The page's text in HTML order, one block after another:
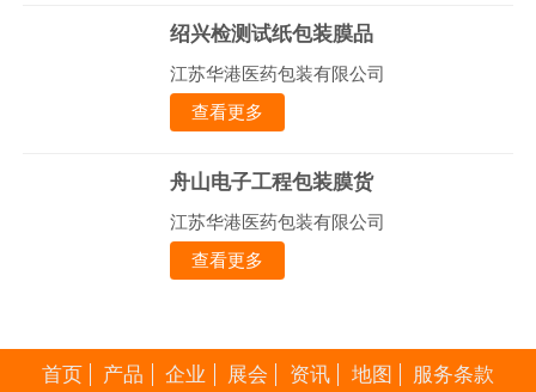
绍兴检测试纸包装膜品
江苏华港医药包装有限公司
查看更多
舟山电子工程包装膜货
江苏华港医药包装有限公司
查看更多
首页 产品 企业 展会 资讯 地图 服务条款